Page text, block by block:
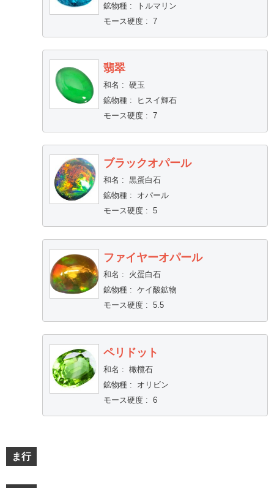
鉱物種:
トルマリン
モース硬度: 7
翡翠
和名 : 硬玉
鉱物種:
ヒスイ輝石
モース硬度: 7
ブラックオパール
和名 : 黒蛋白石
鉱物種:
オパール
モース硬度: 5
ファイヤーオパール
和名 :
火蛋白石
鉱物種: ケイ酸鉱物
モース硬度: 5.5
ペリドット
和名 : 橄欖石
鉱物種:
オリビン
モース硬度: 6
ま行